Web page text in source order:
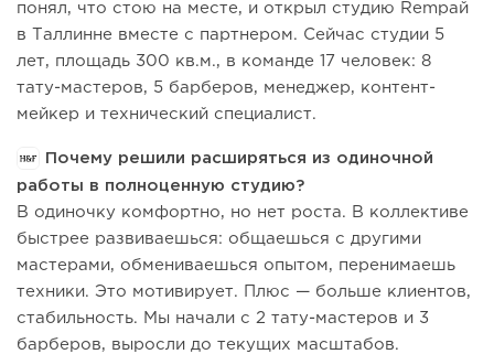
понял, что стою на месте, и открыл студию Rempай
в Таллинне вместе с партнером. Сейчас студии 5
лет, площадь 300 кв.м., в команде 17 человек: 8
тату-мастеров, 5 барберов, менеджер, контент-
мейкер и технический специалист.
Почему решили расширяться из одиночной
работы в полноценную студию?
В одиночку комфортно, но нет роста. В коллективе
быстрее развиваешься: общаешься с другими
мастерами, обмениваешься опытом, перенимаешь
техники. Это мотивирует. Плюс — больше клиентов,
стабильность. Мы начали с 2 тату-мастеров и 3
барберов, выросли до текущих масштабов.